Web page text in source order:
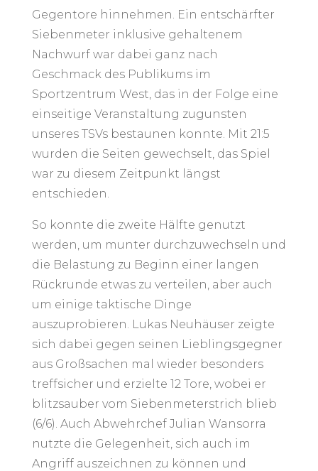
Gegentore hinnehmen. Ein entschärfter
Siebenmeter inklusive gehaltenem
Nachwurf war dabei ganz nach
Geschmack des Publikums im
Sportzentrum West, das in der Folge eine
einseitige Veranstaltung zugunsten
unseres TSVs bestaunen konnte. Mit 21:5
wurden die Seiten gewechselt, das Spiel
war zu diesem Zeitpunkt längst
entschieden.
So konnte die zweite Hälfte genutzt
werden, um munter durchzuwechseln und
die Belastung zu Beginn einer langen
Rückrunde etwas zu verteilen, aber auch
um einige taktische Dinge
auszuprobieren. Lukas Neuhäuser zeigte
sich dabei gegen seinen Lieblingsgegner
aus Großsachen mal wieder besonders
treffsicher und erzielte 12 Tore, wobei er
blitzsauber vom Siebenmeterstrich blieb
(6/6). Auch Abwehrchef Julian Wansorra
nutzte die Gelegenheit, sich auch im
Angriff auszeichnen zu können und